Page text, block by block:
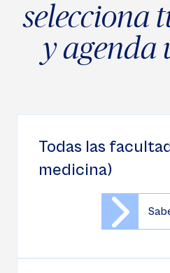
selecciona
y agenda
Todas las
medicina)